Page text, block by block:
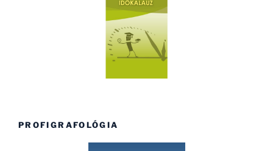
PROFIGRAFOLÓGIA